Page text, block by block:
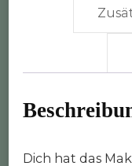
Dich hat das